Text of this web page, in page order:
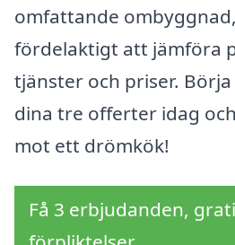
omfattande
fördelaktigt att jämföra
tjänster och priser.
dina tre offerter idag
mot ett drömkök!
Få 3 erbjudanden,